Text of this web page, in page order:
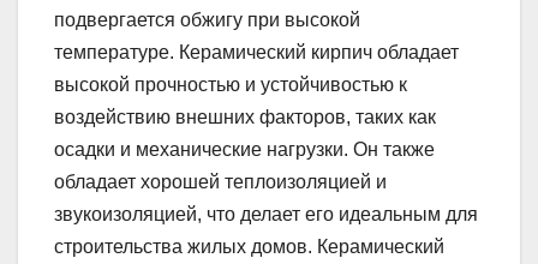
подвергается обжигу при высокой
температуре. Керамический кирпич обладает
высокой прочностью и устойчивостью к
воздействию внешних факторов, таких как
осадки и механические нагрузки. Он также
обладает хорошей теплоизоляцией и
звукоизоляцией, что делает его идеальным для
строительства жилых домов. Керамический